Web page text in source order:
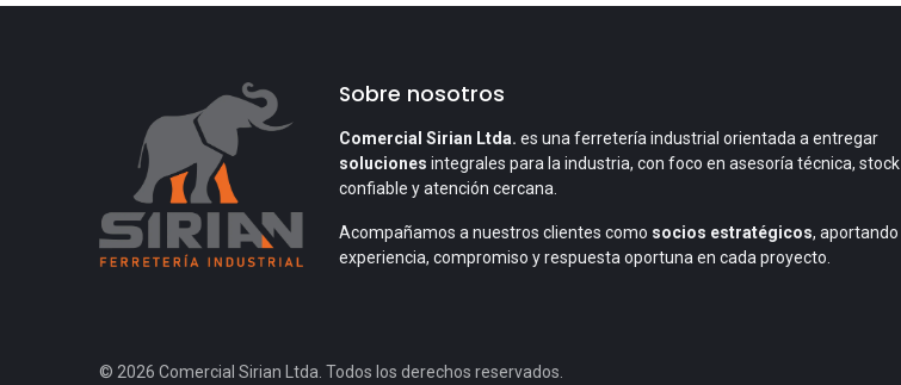
Sobre nosotros
Comercial Sirian Ltda. es una ferretería industrial orientada a entregar
soluciones integrales para la industria, con foco en asesoría técnica, stock
confiable y atención cercana.
Acompañamos a nuestros clientes como socios estratégicos, aportando
experiencia, compromiso y respuesta oportuna en cada proyecto.
© 2026 Comercial Sirian Ltda. Todos los derechos reservados.